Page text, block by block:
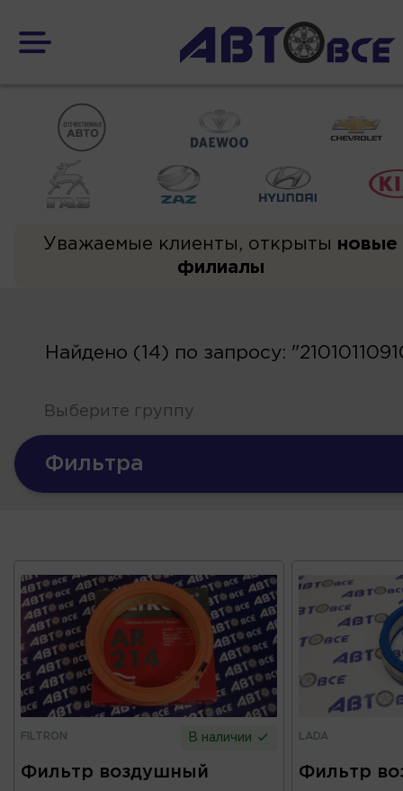
Уважаемые клиенты, открыты новые
филиалы
Найдено (14) по запросу:
Выберите группу
Фильтра
FILTRON В наличии
Фильтр воздушный
LADA
Фильтр